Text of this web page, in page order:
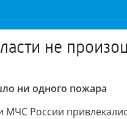
не
ни одного пожара
МЧС России